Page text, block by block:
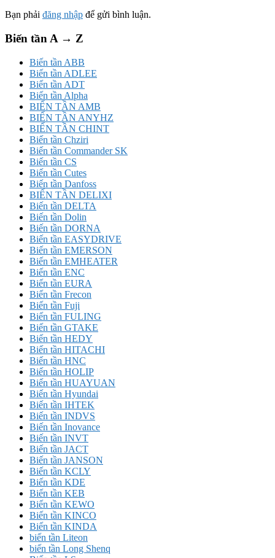
Bạn phải đăng nhập để gửi bình luận.
Biến tần A → Z
Biến tần ABB
Biến tần ADLEE
Biến tần ADT
Biến tần Alpha
BIẾN TẦN AMB
BIẾN TẦN ANYHZ
BIẾN TẦN CHINT
Biến tần Chziri
Biến tần Commander SK
Biến tần CS
Biến tần Cutes
Biến tần Danfoss
BIẾN TẦN DELIXI
Biến tần DELTA
Biến tần Dolin
Biến tần DORNA
Biến tần EASYDRIVE
Biến tần EMERSON
Biến tần EMHEATER
Biến tần ENC
Biến tần EURA
Biến tần Frecon
Biến tần Fuji
Biến tần FULING
Biến tần GTAKE
Biến tần HEDY
Biến tần HITACHI
Biến tần HNC
Biến tần HOLIP
Biến tần HUAYUAN
Biến tần Hyundai
Biến tần IHTEK
Biến tần INDVS
Biến tần Inovance
Biến tần INVT
Biến tần JACT
Biến tần JANSON
Biến tần KCLY
Biến tần KDE
Biến tần KEB
Biến tần KEWO
Biến tần KINCO
Biến tần KINDA
biến tần Liteon
biến tần Long Shenq